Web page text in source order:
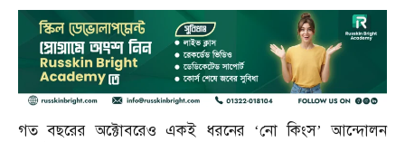
গত বছরের অক্টোবরেও একই ধরনের ‘নো কিংস’ আন্দোলন